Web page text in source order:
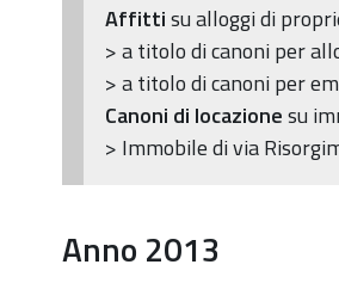
Affittisu alloggi di
> a titolo di canoni per
> a titolo di canoni per
Canoni di locazionesu
> Immobile di via
Anno 2013